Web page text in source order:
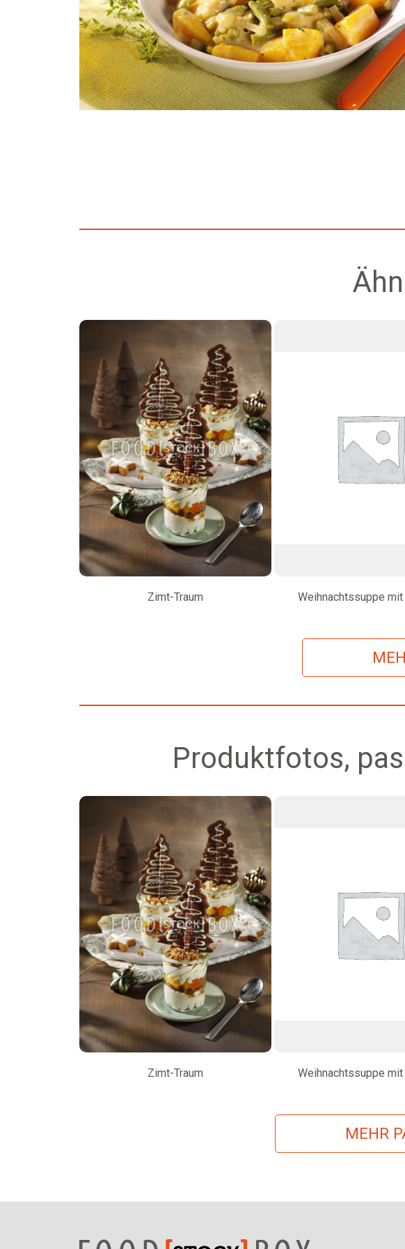
Zimt-Traum Weihnachtssuppe mit
Produktfotos,
Zimt-Traum Weihnachtssuppe mit
MEHR